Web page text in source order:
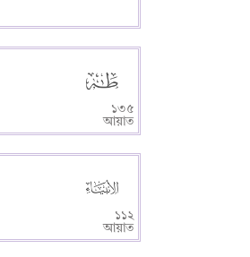
১৩৫
আয়াত
১১২
আয়াত